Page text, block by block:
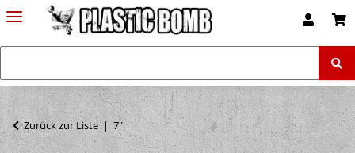
Zurück zur Liste 7"